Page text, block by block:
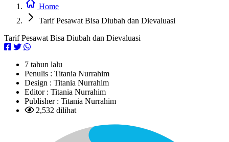
Home
Tarif Pesawat Bisa Diubah dan Dievaluasi
Tarif Pesawat Bisa Diubah dan Dievaluasi
7 tahun lalu
Penulis : Titania Nurrahim
Design : Titania Nurrahim
Editor : Titania Nurrahim
Publisher : Titania Nurrahim
2,532 dilihat